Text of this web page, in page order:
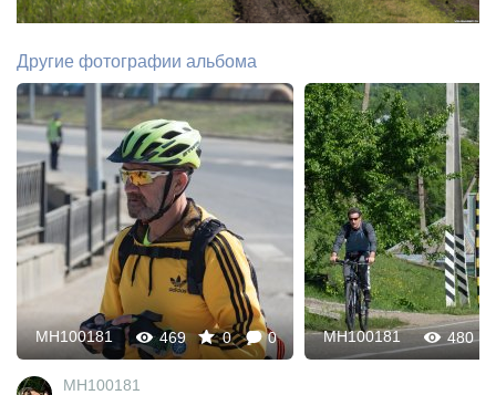
Другие фотографии альбома
469 0 0
MH100181 480
MH100181
MH100181